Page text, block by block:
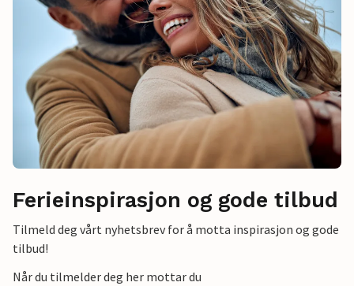
Ferieinspirasjon og gode tilbud
Tilmeld deg vårt nyhetsbrev for å motta inspirasjon og gode
tilbud!
Når du tilmelder deg her mottar du